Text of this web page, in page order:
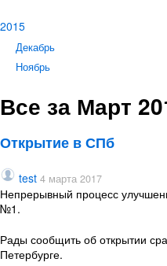
2015
Декабрь
Ноябрь
Все за Март
Открытие в СПб
test 4 марта 2017
Непрерывный процесс
№1.
Рады сообщить об открытии
Петербурге.